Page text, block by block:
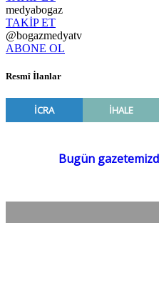
medyabogaz
TAKİP ET
@bogazmedyatv
ABONE OL
Resmî İlanlar